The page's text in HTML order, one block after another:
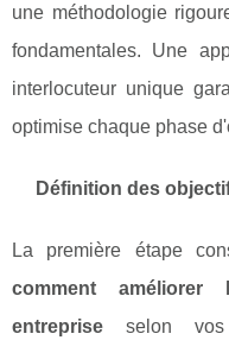
une méthodologie
fondamentales. Une
interlocuteur unique
optimise chaque phase
Définition des
La première étape
comment
entreprise selon vos